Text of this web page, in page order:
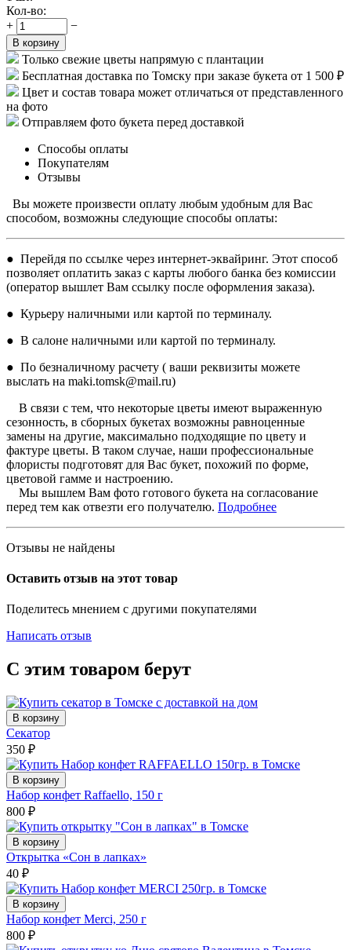
Кол-во:
+
−
В корзину
Только свежие цветы напрямую с плантации
Бесплатная доставка по Томску при заказе букета от 1 500 ₽
Цвет и состав товара может отличаться от представленного
на фото
Отправляем фото букета перед доставкой
Способы оплаты
Покупателям
Отзывы
Вы можете произвести оплату любым удобным для Вас
способом, возможны следующие способы оплаты:
● Перейдя по ссылке через интернет-эквайринг. Этот способ
позволяет оплатить заказ с карты любого банка без комиссии
(оператор вышлет Вам ссылку после оформления заказа).
● Курьеру наличными или картой по терминалу.
● В салоне наличными или картой по терминалу.
● По безналичному расчету ( ваши реквизиты можете
выслать на maki.tomsk@mail.ru)
В связи с тем, что некоторые цветы имеют выраженную
сезонность, в сборных букетах возможны равноценные
замены на другие, максимально подходящие по цвету и
фактуре цветы. В таком случае, наши профессиональные
флористы подготовят для Вас букет, похожий по форме,
цветовой гамме и настроению.
Мы вышлем Вам фото готового букета на согласование
перед тем как отвезти его получателю. Подробнее
Отзывы не найдены
Оставить отзыв на этот товар
Поделитесь мнением с другими покупателями
Написать отзыв
С этим товаром берут
В корзину
Секатор
350 ₽
В корзину
Набор конфет Raffaello, 150 г
800 ₽
В корзину
Открытка «Сон в лапках»
40 ₽
В корзину
Набор конфет Merci, 250 г
800 ₽